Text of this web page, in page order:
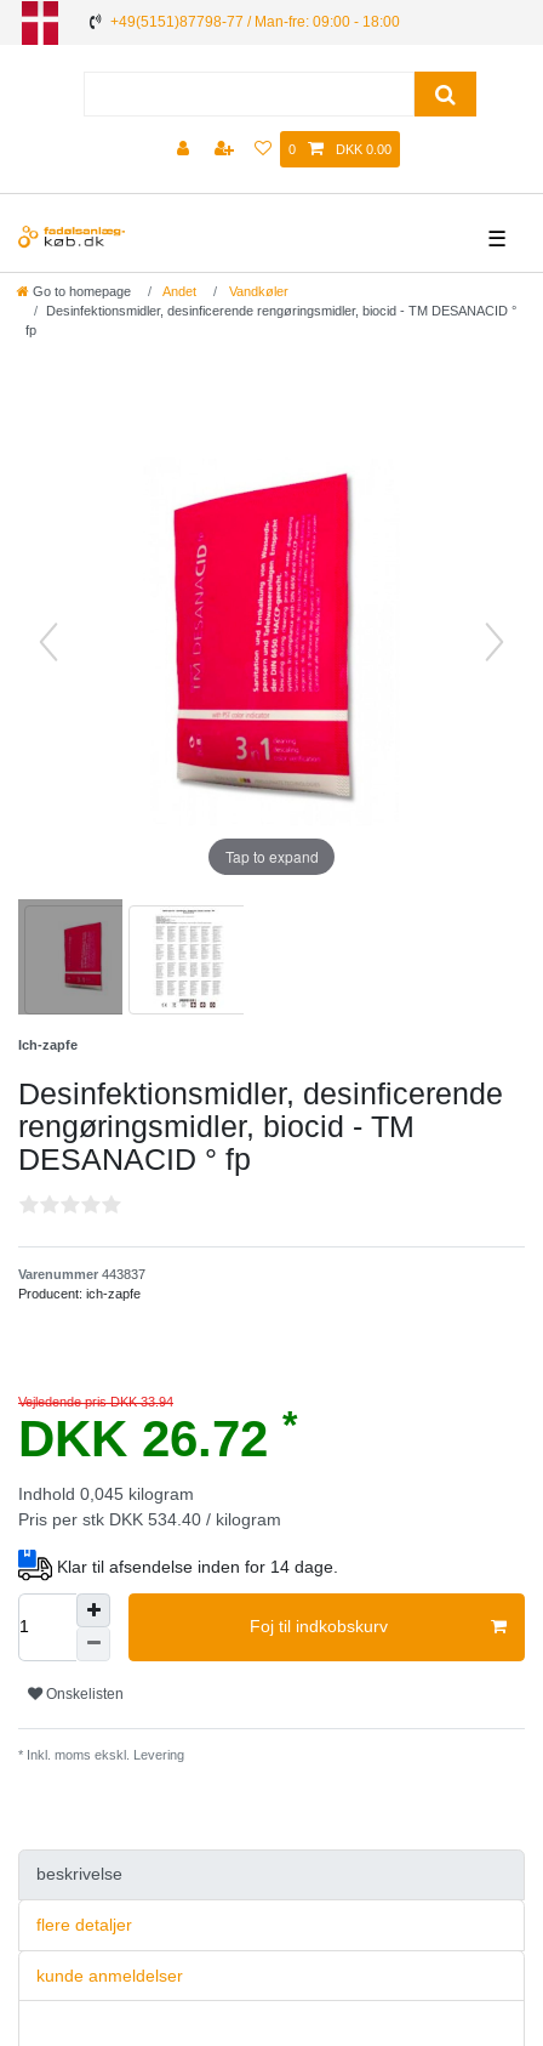
+49(5151)87798-77 / Man-fre: 09:00 - 18:00
0 DKK 0.00
☰
Go to homepage Andet
Vandkøler
Desinfektionsmidler, desinficerende rengøringsmidler, biocid - TM DESANACID °
fp
Tap to expand
Ich-zapfe
Desinfektionsmidler, desinficerende
rengøringsmidler, biocid - TM
DESANACID ° fp
Varenummer 443837
Producent: ich-zapfe
Vejledende pris DKK 33.94
DKK 26.72 *
Indhold 0,045 kilogram
Pris per stk DKK 534.40 / kilogram
Klar til afsendelse inden for 14 dage.
Foj til indkobskurv
Onskelisten
* Inkl. moms ekskl. Levering
beskrivelse
flere detaljer
kunde anmeldelser